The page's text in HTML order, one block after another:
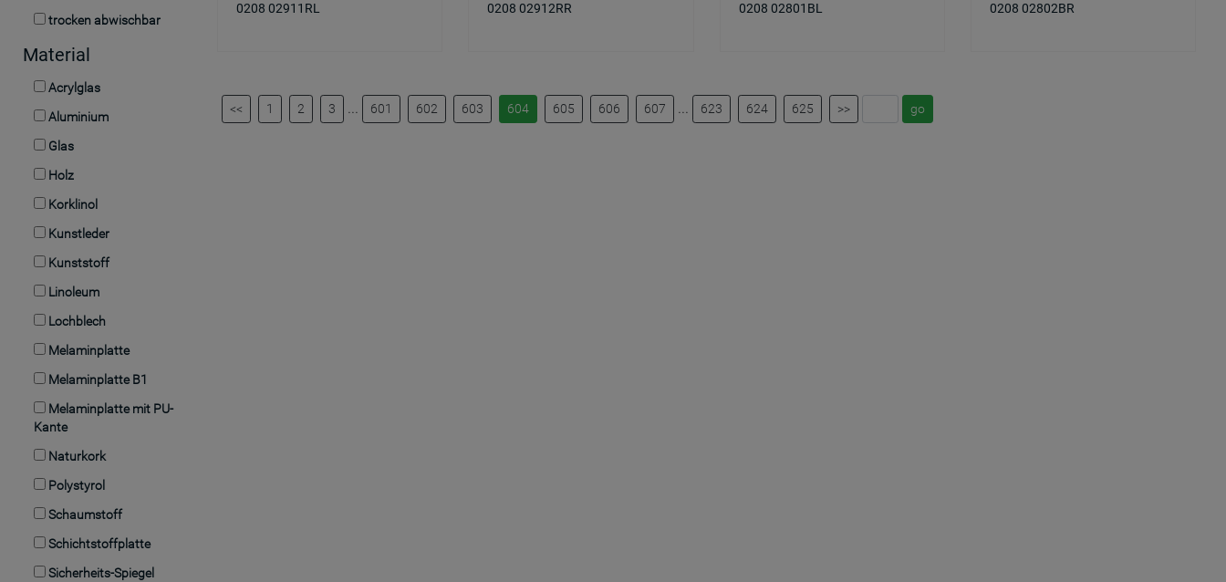
trocken abwischbar
Material
Acrylglas
Aluminium
Glas
Holz
Korklinol
Kunstleder
Kunststoff
Linoleum
Lochblech
Melaminplatte
Melaminplatte B1
Melaminplatte mit PU-
Kante
Naturkork
Polystyrol
Schaumstoff
Schichtstoffplatte
Sicherheits-Spiegel
0208 02911RL
0208 02912RR
0208 02801BL
0208 02802BR
<< 1 2 3 601 602 603 604 605 606 607 623 624 625 >>